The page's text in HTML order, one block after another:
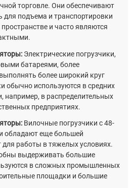
торговле. Они обеспечивают
подъема и транспортировки
и часто являются
Электрические погрузчики,
батареями, более
более широкий круг
обычно используются в средних
например, в распределительных
предприятиях.
Вилочные погрузчики с 48-
обладают еще большей
работы в тяжелых условиях.
выдерживать большие
в сложных промышленных
площадки и большие